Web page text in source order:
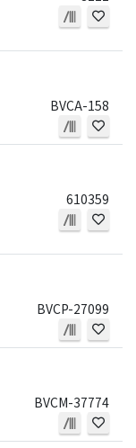
BVCA-158
610359
BVCP-27099
BVCM-37774